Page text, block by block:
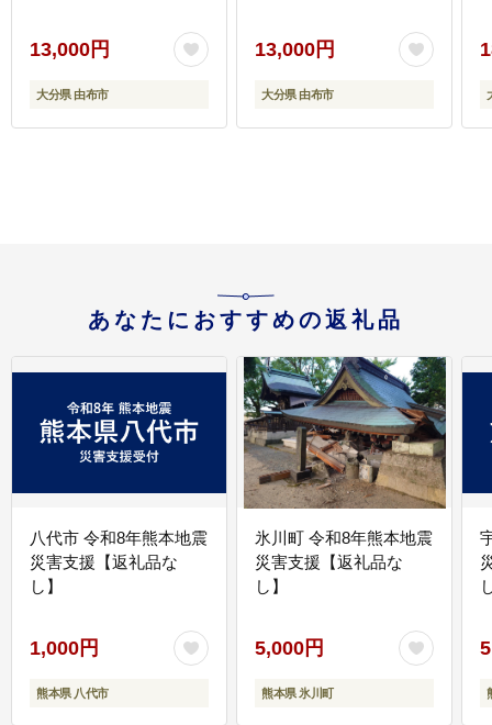
13,000円
大分県 由布市
13,000円
大分県 由布市
あなたにおすすめの返礼品
八代市 令和8年熊本地震
災害支援【返礼品な
し】
1,000円
熊本県 八代市
氷川町 令和8年熊本地震
災害支援【返礼品な
し】
5,000円
熊本県 氷川町